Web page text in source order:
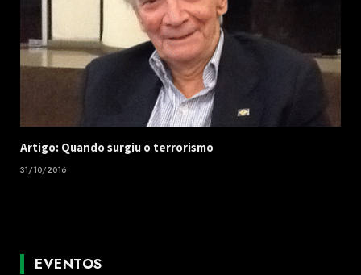
Artigo: Quando surgiu o terrorismo
31/10/2016
EVENTOS